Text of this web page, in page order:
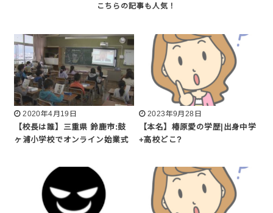
2020年4月19日
【校長は誰】三重県 鈴鹿市:鼓
ヶ浦小学校でオンライン始業式
2023年9月28日
【本名】椿原愛の学歴|出身中学
+高校どこ?